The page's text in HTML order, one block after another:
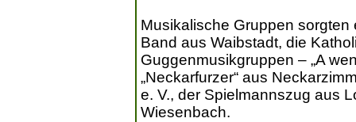
Musikalische Gruppen
Band aus Waibstadt, die
Guggenmusikgruppen – „A
„Neckarfurzer“ aus
e. V., der Spielmannszug aus
Wiesenbach.